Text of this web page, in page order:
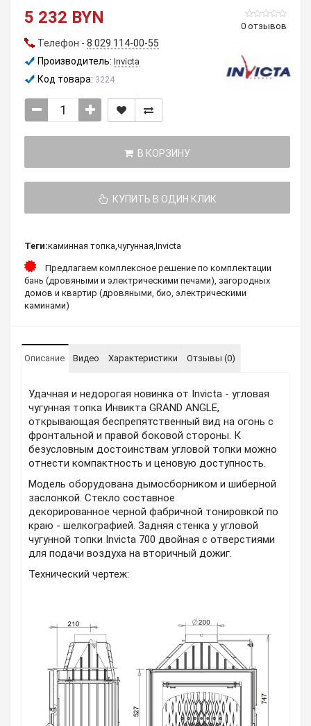
0 отзывов
5 232 BYN
Телефон - 8 029 114-00-55
Производитель: Invicta
Код товара: 3224
В КОРЗИНУ
КУПИТЬ В ОДИН КЛИК
Теги:каминная топка,чугунная,Invicta
Предлагаем комплексное решение по комплектации
бань (дровяными и электрическими печами), загородных
домов и квартир (дровяными, био, электрическими
каминами)
Описание Видео Характеристики Отзывы (0)
Удачная и недорогая новинка от Invicta - угловая
чугунная топка Инвикта GRAND ANGLE,
открывающая беспрепятственный вид на огонь с
фронтальной и правой боковой стороны. К
безусловным достоинствам угловой топки можно
отнести компактность и ценовую доступность.
Модель оборудована дымосборником и шиберной
заслонкой. Стекло составное
декорированное черной фабричной тонировкой по
краю - шелкографией. Задняя стенка у угловой
чугунной топки Invicta 700 двойная с отверстиями
для подачи воздуха на вторичный дожиг.
Технический чертеж: